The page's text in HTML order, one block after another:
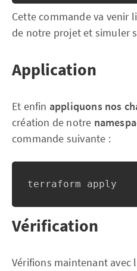
Cette commande va venir
de notre projet et simuler
Application
Et enfin appliquons nos
création de notre
commande suivante :
terraform apply
Vérification
Vérifions maintenant avec